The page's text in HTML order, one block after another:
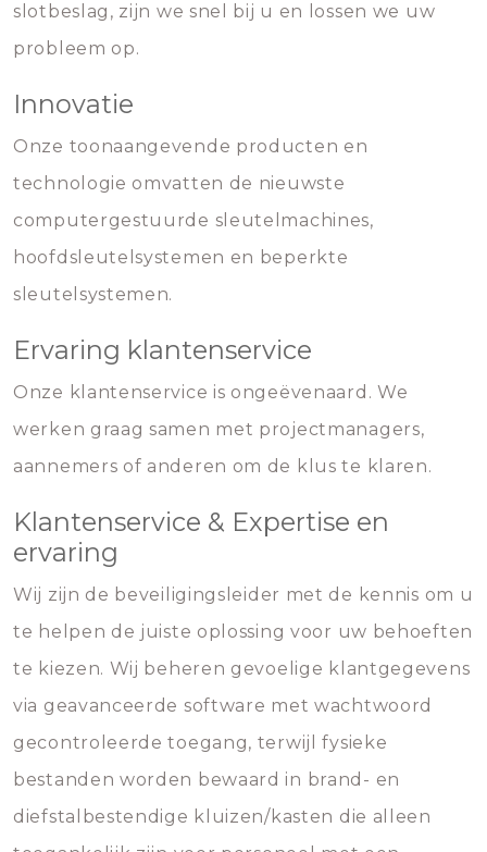
slotbeslag, zijn we snel bij u en lossen we uw
probleem op.
Innovatie
Onze toonaangevende producten en
technologie omvatten de nieuwste
computergestuurde sleutelmachines,
hoofdsleutelsystemen en beperkte
sleutelsystemen.
Ervaring klantenservice
Onze klantenservice is ongeëvenaard. We
werken graag samen met projectmanagers,
aannemers of anderen om de klus te klaren.
Klantenservice & Expertise en
ervaring
Wij zijn de beveiligingsleider met de kennis om u
te helpen de juiste oplossing voor uw behoeften
te kiezen. Wij beheren gevoelige klantgegevens
via geavanceerde software met wachtwoord
gecontroleerde toegang, terwijl fysieke
bestanden worden bewaard in brand- en
diefstalbestendige kluizen/kasten die alleen